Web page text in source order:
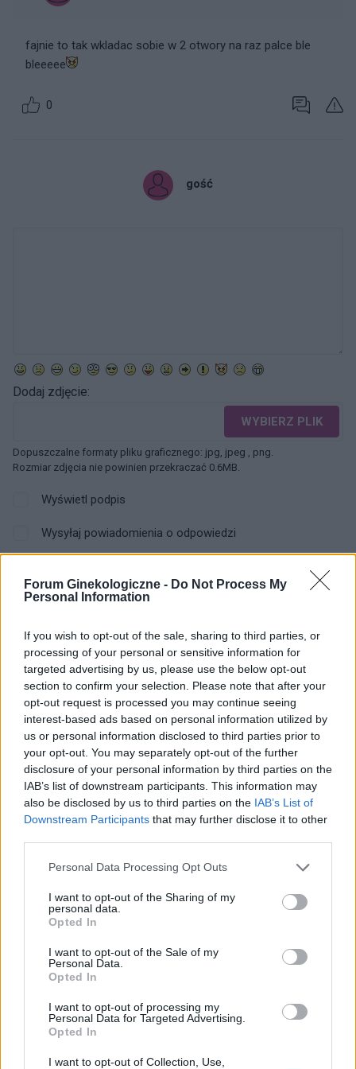
Forum Ginekologiczne - Do Not Process My
Personal Information
If you wish to opt-out of the sale, sharing to third parties, or
processing of your personal or sensitive information for
targeted advertising by us, please use the below opt-out
section to confirm your selection. Please note that after your
opt-out request is processed you may continue seeing
interest-based ads based on personal information utilized by
us or personal information disclosed to third parties prior to
your opt-out. You may separately opt-out of the further
disclosure of your personal information by third parties on the
IAB’s list of downstream participants. This information may
also be disclosed by us to third parties on the IAB’s List of
Downstream Participants that may further disclose it to other
Personal Data Processing Opt Outs
I want to opt-out of the Sharing of my
personal data.
Opted In
I want to opt-out of the Sale of my
Personal Data.
Opted In
I want to opt-out of processing my
Personal Data for Targeted Advertising.
Opted In
I want to opt-out of Collection, Use,
fajnie to tak wkladac sobie w 2 otwory na raz palce ble
bleeeee
0
gość
Dodaj zdjęcie:
WYBIERZ PLIK
Dopuszczalne formaty pliku graficznego: jpg, jpeg , png.
Rozmiar zdjęcia nie powinien przekraczać 0.6MB.
Wyświetl podpis
Wysyłaj powiadomienia o odpowiedzi
WYŚLIJ
ZOBACZ INNE DYSKUSJE
gość
antykoncepcja
Szanowni Państwo :) a w szczególności
doświadczone Panie i lekarze :) Zwracam się
antykoncepcyjnych już nie wiem co mam robić..
tabletki Yaz, żeby zatamować krwawienie, które
ciągnęło się od dwóch miesięcy, ale niestety Yaz
zrobiono mi testy hormonalne, wyszło, ze mam
zawyżony testosteron i narasta mi
Daily, które przyjmowałam około roku, działały
super, miałam mniejsze krwawienia, ale
opanowania w tym temacie. Niestety po około
Forum:Zdrowie kobiety
jeden dzień stanu podgorączkowego, który
następnego dnia minął, ale potem pojawiły się
wrażenie „zdartej skóry” wewnątrz pochwy oraz